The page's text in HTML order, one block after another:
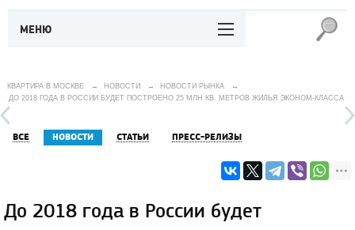
МЕНЮ
КВАРТИРА В МОСКВЕ → НОВОСТИ → НОВОСТИ РЫНКА
→
ДО 2018 ГОДА В РОССИИ БУДЕТ ПОСТРОЕНО 25 МЛН КВ. МЕТРОВ ЖИЛЬЯ ЭКОНОМ-КЛАССА
ВСЕ НОВОСТИ СТАТЬИ ПРЕСС-РЕЛИЗЫ
До 2018 года в России будет